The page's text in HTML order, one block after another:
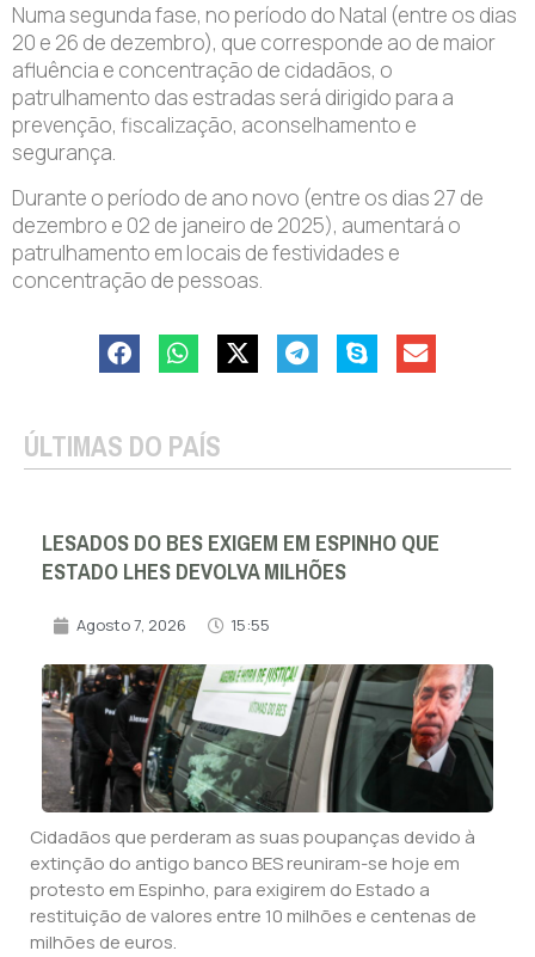
Numa segunda fase, no período do Natal (entre os dias
20 e 26 de dezembro), que corresponde ao de maior
afluência e concentração de cidadãos, o
patrulhamento das estradas será dirigido para a
prevenção, fiscalização, aconselhamento e
segurança.
Durante o período de ano novo (entre os dias 27 de
dezembro e 02 de janeiro de 2025), aumentará o
patrulhamento em locais de festividades e
concentração de pessoas.
ÚLTIMAS DO PAÍS
LESADOS DO BES EXIGEM EM ESPINHO QUE
ESTADO LHES DEVOLVA MILHÕES
Agosto 7, 2026 15:55
Cidadãos que perderam as suas poupanças devido à
extinção do antigo banco BES reuniram-se hoje em
protesto em Espinho, para exigirem do Estado a
restituição de valores entre 10 milhões e centenas de
milhões de euros.